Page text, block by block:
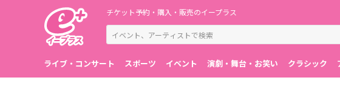
チケット予約・購入・販売のイープラス
ライブ・コンサート スポーツ イベント 演劇・舞台・お笑い クラシック